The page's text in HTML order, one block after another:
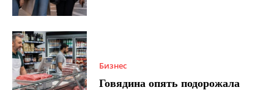
Бизнес
Говядина опять подорожала